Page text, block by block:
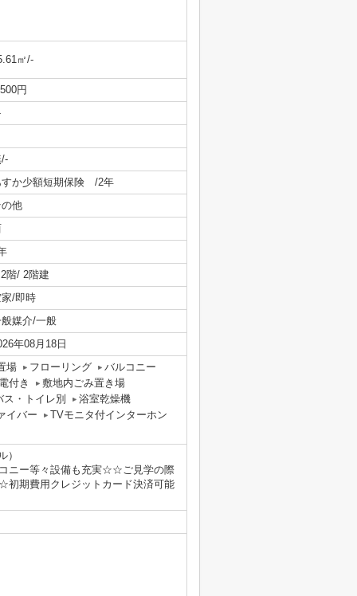
㎡/-
円
すか少額短期保険 /2年
他
階/ 2階建
/即時
媒介/一般
年08月18日
場
フローリング
バルコニー
付き
敷地内ごみ置き場
ス・トイレ別
浴室乾燥機
イバー
TVモニタ付インターホン
）
ニー等々設備も充実☆☆ご見学の際
初期費用クレジットカード決済可能